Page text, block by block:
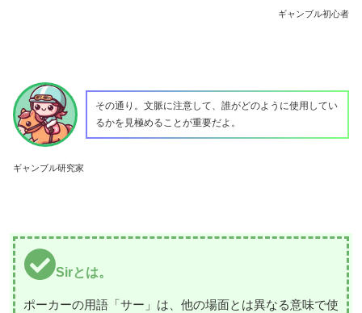
ギャンブル初心者
ギャンブル研究家
その通り。文脈に注意して、誰がどのように使用してい
るかを見極めることが重要だよ。
Sirとは。
ポーカーの用語「サー」は、他の場面とは異なる意味で使